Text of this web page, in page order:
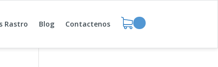
Rastro Blog Contactenos